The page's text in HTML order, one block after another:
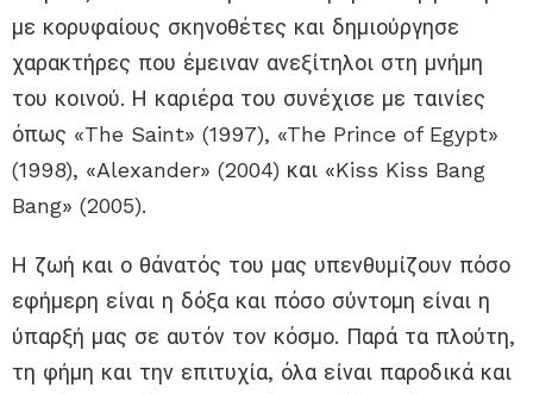
με κορυφαίους σκηνοθέτες και δημιούργησε
χαρακτήρες που έμειναν ανεξίτηλοι στη μνήμη
του κοινού. Η καριέρα του συνέχισε με ταινίες
όπως «The Saint» (1997), «The Prince of Egypt»
(1998), «Alexander» (2004) και «Kiss Kiss Bang
Bang» (2005).
Η ζωή και ο θάνατός του μας υπενθυμίζουν πόσο
εφήμερη είναι η δόξα και πόσο σύντομη είναι η
ύπαρξή μας σε αυτόν τον κόσμο. Παρά τα πλούτη,
τη φήμη και την επιτυχία, όλα είναι παροδικά και